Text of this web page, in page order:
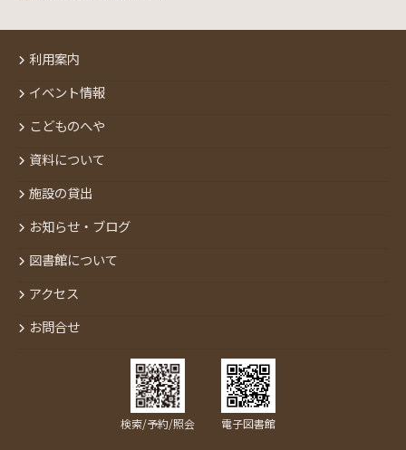
利用案内
イベント情報
こどものへや
資料について
施設の貸出
お知らせ・ブログ
図書館について
アクセス
お問合せ
検索/予約/照会 電子図書館